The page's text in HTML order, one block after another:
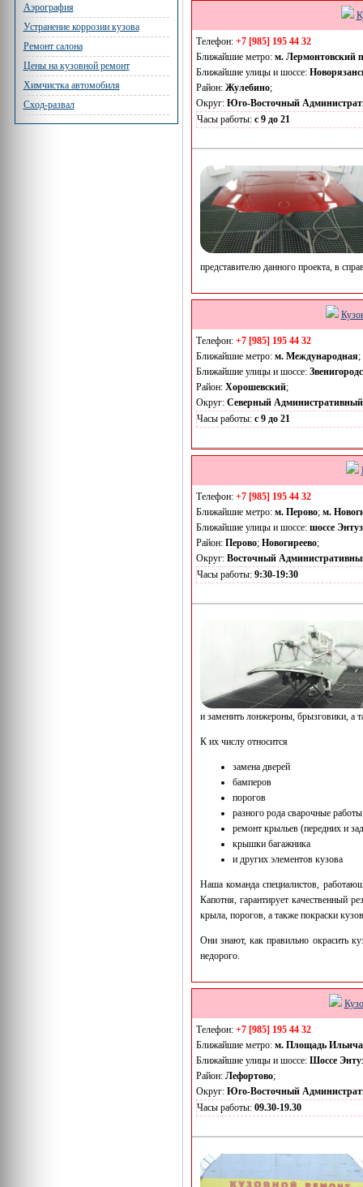
Аэрография
Устранение коррозии кузова
Ремонт салона
Цены на кузовной ремонт
Химчистка автомобиля
Сход-развал
Телефон: +7 [985] 195 44 32
Ближайшие метро: м. Лермонтовский
Ближайшие улицы и шоссе:
Район: Жулебино;
Округ: Юго-Восточный
Часы работы: с 9 до 21
представителю данного проекта, в
Телефон: +7 [985] 195 44 32
Ближайшие метро: м. Международная;
Ближайшие улицы и шоссе:
Район: Хорошевский;
Округ: Северный
Часы работы: с 9 до 21
Телефон: +7 [985] 195 44 32
Ближайшие метро: м. Перово; м.
Ближайшие улицы и шоссе: шоссе
Район: Перово; Новогиреево;
Округ: Восточный
Часы работы: 9:30-19:30
и заменить лонжероны, брызговики, а
К их числу относится
замена дверей
бамперов
порогов
разного рода сварочные работы
ремонт крыльев (передних и
крышки багажника
и других элементов кузова
Наша команда специалистов,
Капотня, гарантирует качественный
крыла, порогов, а также покраски
Они знают, как правильно окрасить
недорого.
Телефон: +7 [985] 195 44 32
Ближайшие метро: м. Площадь Ильича
Ближайшие улицы и шоссе: Шоссе
Район: Лефортово;
Округ: Юго-Восточный
Часы работы: 09.30-19.30